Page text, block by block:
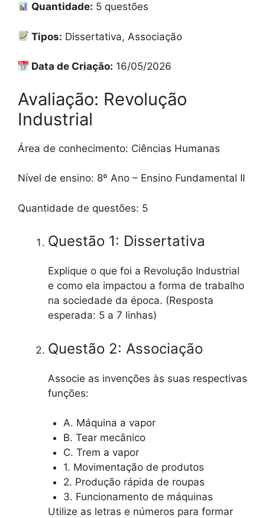
Quantidade: 5 questões
Tipos: Dissertativa, Associação
Data de Criação: 16/05/2026
Avaliação: Revolução
Industrial
Área de conhecimento: Ciências Humanas
Nível de ensino: 8º Ano – Ensino Fundamental II
Quantidade de questões: 5
Questão 1: Dissertativa
Explique o que foi a Revolução Industrial
e como ela impactou a forma de trabalho
na sociedade da época. (Resposta
esperada: 5 a 7 linhas)
Questão 2: Associação
Associe as invenções às suas respectivas
funções:
A. Máquina a vapor
B. Tear mecânico
C. Trem a vapor
1. Movimentação de produtos
2. Produção rápida de roupas
3. Funcionamento de máquinas
Utilize as letras e números para formar